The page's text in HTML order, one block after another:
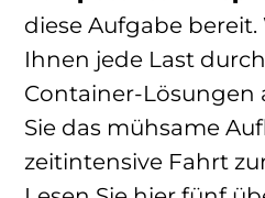
diese Aufgabe
Ihnen jede Last
Container-Lösungen
Sie das mühsame
zeitintensive Fahrt